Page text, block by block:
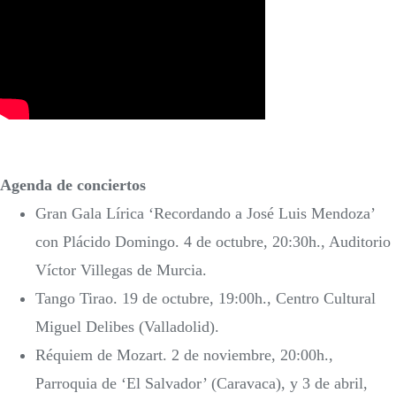
Agenda de conciertos
Gran Gala Lírica ‘Recordando a José Luis Mendoza’
con Plácido Domingo. 4 de octubre, 20:30h., Auditorio
Víctor Villegas de Murcia.
Tango Tirao. 19 de octubre, 19:00h., Centro Cultural
Miguel Delibes (Valladolid).
Réquiem de Mozart. 2 de noviembre, 20:00h.,
Parroquia de ‘El Salvador’ (Caravaca), y 3 de abril,